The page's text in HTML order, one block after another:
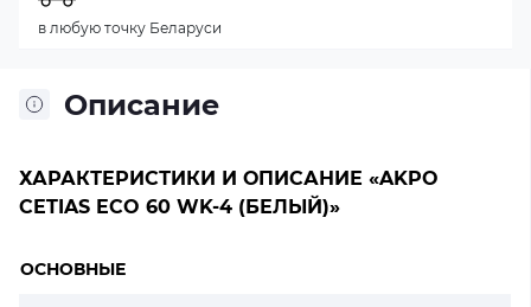
Описание
ХАРАКТЕРИСТИКИ И ОПИСАНИЕ «AKPO
CETIAS ECO 60 WK-4 (БЕЛЫЙ)»
ОСНОВНЫЕ
в любую точку Беларуси